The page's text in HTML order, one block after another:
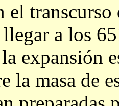
el transcurso
a los
expansión
la masa de